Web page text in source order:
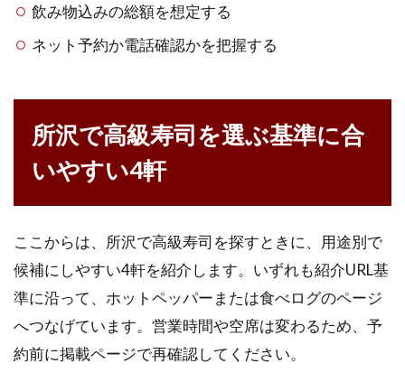
飲み物込みの総額を想定する
ネット予約か電話確認かを把握する
所沢で高級寿司を選ぶ基準に合
いやすい4軒
ここからは、所沢で高級寿司を探すときに、用途別で
候補にしやすい4軒を紹介します。いずれも紹介URL基
準に沿って、ホットペッパーまたは食べログのページ
へつなげています。営業時間や空席は変わるため、予
約前に掲載ページで再確認してください。